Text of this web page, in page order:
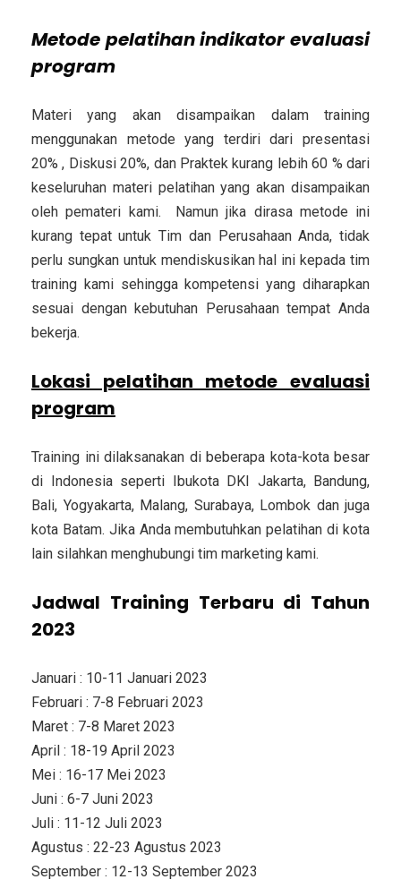
Metode pelatihan indikator evaluasi
program
Materi yang akan disampaikan dalam training
menggunakan metode yang terdiri dari presentasi
20% , Diskusi 20%, dan Praktek kurang lebih 60 % dari
keseluruhan materi pelatihan yang akan disampaikan
oleh pemateri kami. Namun jika dirasa metode ini
kurang tepat untuk Tim dan Perusahaan Anda, tidak
perlu sungkan untuk mendiskusikan hal ini kepada tim
training kami sehingga kompetensi yang diharapkan
sesuai dengan kebutuhan Perusahaan tempat Anda
bekerja.
Lokasi pelatihan metode evaluasi
program
Training ini dilaksanakan di beberapa kota-kota besar
di Indonesia seperti Ibukota DKI Jakarta, Bandung,
Bali, Yogyakarta, Malang, Surabaya, Lombok dan juga
kota Batam. Jika Anda membutuhkan pelatihan di kota
lain silahkan menghubungi tim marketing kami.
Jadwal Training Terbaru di Tahun
2023
Januari : 10-11 Januari 2023
Februari : 7-8 Februari 2023
Maret : 7-8 Maret 2023
April : 18-19 April 2023
Mei : 16-17 Mei 2023
Juni : 6-7 Juni 2023
Juli : 11-12 Juli 2023
Agustus : 22-23 Agustus 2023
September : 12-13 September 2023